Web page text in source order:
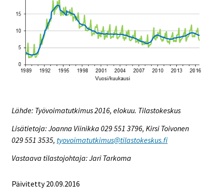
Lähde: Työvoimatutkimus 2016, elokuu. Tilastokeskus
Lisätietoja: Joanna Viinikka 029 551 3796, Kirsi Toivonen
029 551 3535, tyovoimatutkimus@tilastokeskus.fi
Vastaava tilastojohtaja: Jari Tarkoma
Päivitetty 20.09.2016